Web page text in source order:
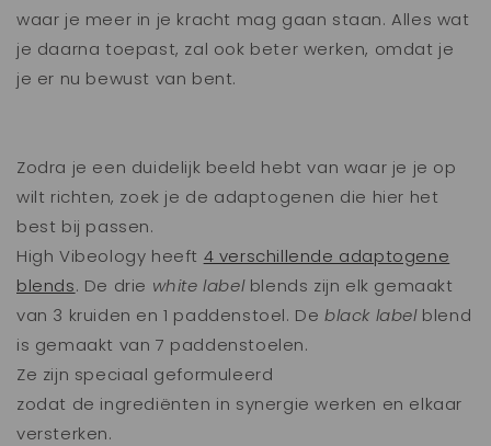
waar je meer in je kracht mag gaan staan. Alles wat
je daarna toepast, zal ook beter werken, omdat je
je er nu bewust van bent.
Zodra je een duidelijk beeld hebt van waar je je op
wilt richten, zoek je de adaptogenen die hier het
best bij passen.
High Vibeology heeft 4 verschillende adaptogene
blends. De drie white labelblends zijn elk gemaakt
van 3 kruiden en 1 paddenstoel. Deblack labelblend
is gemaakt van 7 paddenstoelen.
Ze zijn speciaal geformuleerd
zodat de ingrediënten in synergie werken en elkaar
versterken.